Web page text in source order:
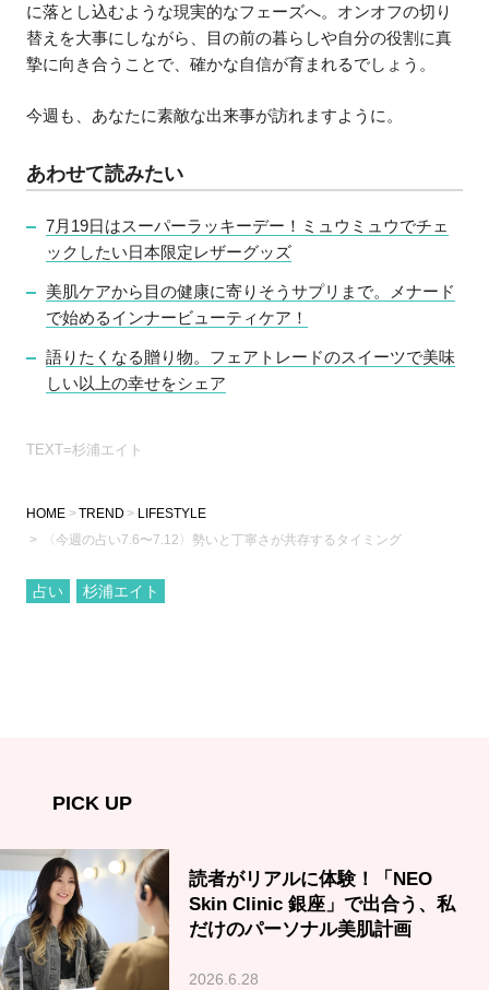
に落とし込むような現実的なフェーズへ。オンオフの切り
替えを大事にしながら、目の前の暮らしや自分の役割に真
摯に向き合うことで、確かな自信が育まれるでしょう。
今週も、あなたに素敵な出来事が訪れますように。
あわせて読みたい
7月19日はスーパーラッキーデー！ミュウミュウでチェ
ックしたい日本限定レザーグッズ
美肌ケアから目の健康に寄りそうサプリまで。メナード
で始めるインナービューティケア！
語りたくなる贈り物。フェアトレードのスイーツで美味
しい以上の幸せをシェア
TEXT=杉浦エイト
HOME TREND
LIFESTYLE
〈今週の占い7.6〜7.12〉勢いと丁寧さが共存するタイミング
占い 杉浦エイト
PICK UP
読者がリアルに体験！「NEO
Skin Clinic 銀座」で出合う、私
だけのパーソナル美肌計画
2026.6.28